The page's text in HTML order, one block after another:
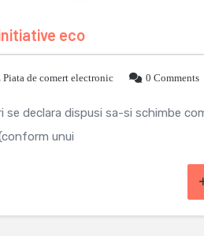
eco
Piata de comert electronic 0 Comments
declara dispusi sa-si schimbe
unui